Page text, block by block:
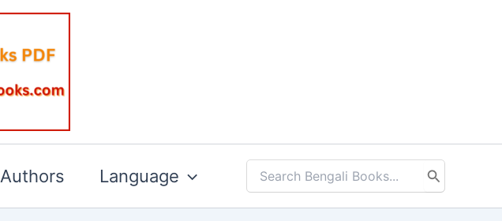
Authors Language
Search